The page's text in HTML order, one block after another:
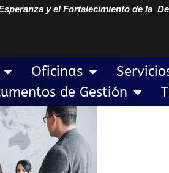
y el Fortalecimiento de la
Oficinas
de Gestión